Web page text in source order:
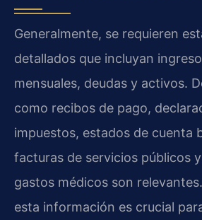
Generalmente, se requieren
detallados que incluyan
mensuales, deudas y activos.
como recibos de pago,
impuestos, estados de cuenta
facturas de servicios públicos
gastos médicos son
esta información es crucial